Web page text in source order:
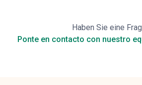
Haben Sie eine
Ponte en contacto con nuestro